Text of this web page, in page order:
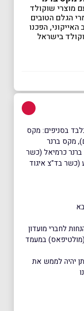
מוצרי שוקולד
הגלם הטובים
הפכנו
בישראל
בסניפים: מקס
מקס ברנר
כרמיאל (כשר
(כשר בד"צ איגוד
לחברי מועדון
במעמד
יהיה לממש את